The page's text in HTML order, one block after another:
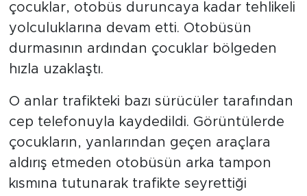
çocuklar, otobüs duruncaya kadar tehlikeli
yolculuklarına devam etti. Otobüsün
durmasının ardından çocuklar bölgeden
hızla uzaklaştı.
O anlar trafikteki bazı sürücüler tarafından
cep telefonuyla kaydedildi. Görüntülerde
çocukların, yanlarından geçen araçlara
aldırış etmeden otobüsün arka tampon
kısmına tutunarak trafikte seyrettiği